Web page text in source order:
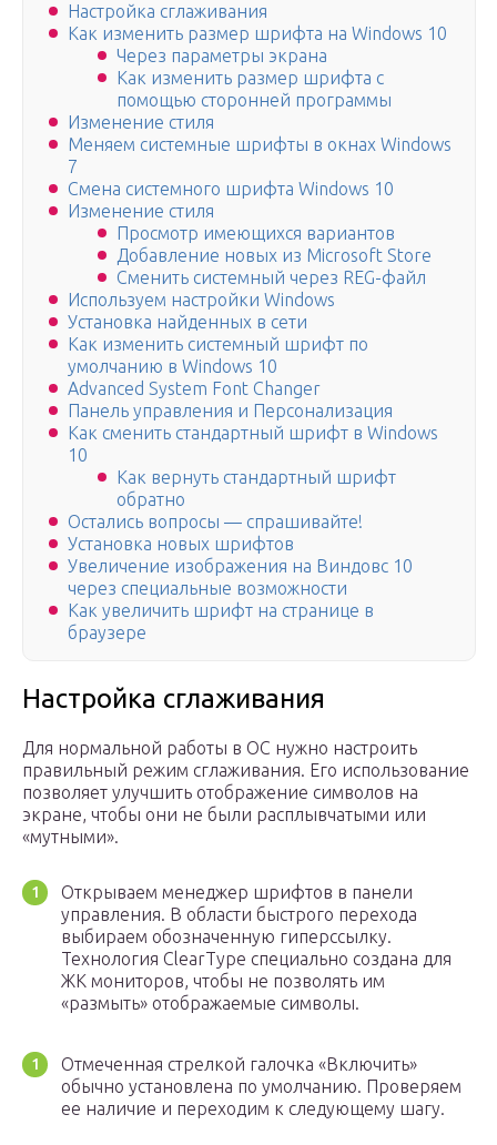
Настройка сглаживания
Как изменить размер шрифта на Windows 10
Через параметры экрана
Как изменить размер шрифта с
помощью сторонней программы
Изменение стиля
Меняем системные шрифты в окнах Windows
7
Смена системного шрифта Windows 10
Изменение стиля
Просмотр имеющихся вариантов
Добавление новых из Microsoft Store
Сменить системный через REG-файл
Используем настройки Windows
Установка найденных в сети
Как изменить системный шрифт по
умолчанию в Windows 10
Advanced System Font Changer
Панель управления и Персонализация
Как сменить стандартный шрифт в Windows
10
Как вернуть стандартный шрифт
обратно
Остались вопросы — спрашивайте!
Установка новых шрифтов
Увеличение изображения на Виндовс 10
через специальные возможности
Как увеличить шрифт на странице в
браузере
Настройка сглаживания
Для нормальной работы в ОС нужно настроить
правильный режим сглаживания. Его использование
позволяет улучшить отображение символов на
экране, чтобы они не были расплывчатыми или
«мутными».
Открываем менеджер шрифтов в панели
управления. В области быстрого перехода
выбираем обозначенную гиперссылку.
Технология ClearType специально создана для
ЖК мониторов, чтобы не позволять им
«размыть» отображаемые символы.
Отмеченная стрелкой галочка «Включить»
обычно установлена по умолчанию. Проверяем
ее наличие и переходим к следующему шагу.